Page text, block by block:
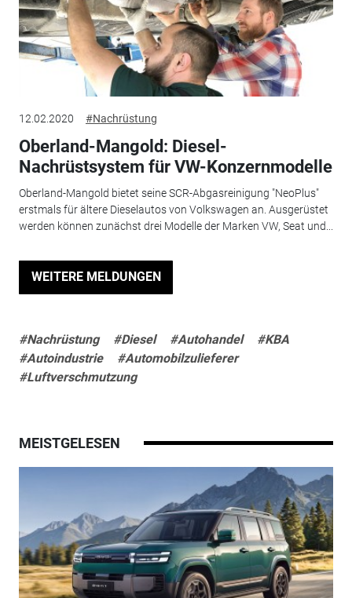
12.02.2020 #Nachrüstung
Oberland-Mangold: Diesel-
Nachrüstsystem für VW-Konzernmodelle
Oberland-Mangold bietet seine SCR-Abgasreinigung "NeoPlus"
erstmals für ältere Dieselautos von Volkswagen an. Ausgerüstet
werden können zunächst drei Modelle der Marken VW, Seat und...
WEITERE MELDUNGEN
#Nachrüstung #Diesel #Autohandel
#KBA
#Autoindustrie
#Automobilzulieferer
#Luftverschmutzung
MEISTGELESEN